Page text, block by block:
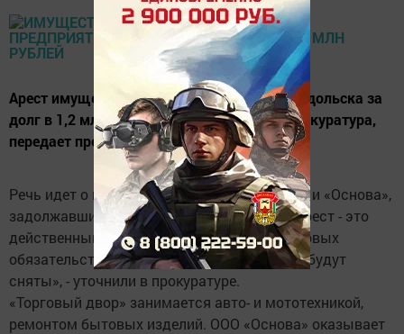
Арест имущества двух компаний из Зеленодольска за
долг в 1,2 млн рублей санкционировала прокуратура,
передает пресс-служба надзорного органа.
Речь идет о предприятиях «Торговый двор» и «Основа»,
задолжавшим по налоговым платежам. «Арест - это
действенный механизм обеспечения налоговых
обязательств. После оплаты долга аресты будут
сняты», - уточнили в прокуратуре.
«Торговый двор» занимается авто- и мототехникой,
ремонтом бытовых изделий. ООО «Основа» оказывает